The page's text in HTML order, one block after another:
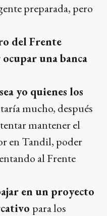
preparada, pero
del Frente
una banca
yo quienes los
mucho, después
mantener el
en Tandil, poder
al Frente
en un proyecto
para los